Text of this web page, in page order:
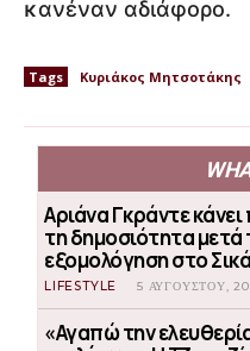
κανέναν αδιάφορο.
Tags Κυριάκος Μητσοτάκης
Αριάνα Γκράντε
τη δημοσιότητα μετά
εξομολόγηση στο
LIFESTYLE 5 ΑΥΓΟΎΣΤΟΥ,
«Αγαπώ την